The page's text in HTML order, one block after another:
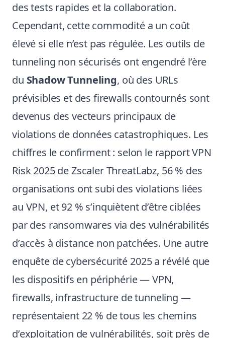
des tests rapides et la collaboration.
Cependant, cette commodité a un coût
élevé si elle n’est pas régulée. Les outils de
tunneling non sécurisés ont engendré l’ère
du Shadow Tunneling, où des URLs
prévisibles et des firewalls contournés sont
devenus des vecteurs principaux de
violations de données catastrophiques. Les
chiffres le confirment : selon le rapport VPN
Risk 2025 de Zscaler ThreatLabz, 56 % des
organisations ont subi des violations liées
au VPN, et 92 % s’inquiètent d’être ciblées
par des ransomwares via des vulnérabilités
d’accès à distance non patchées. Une autre
enquête de cybersécurité 2025 a révélé que
les dispositifs en périphérie — VPN,
firewalls, infrastructure de tunneling —
représentaient 22 % de tous les chemins
d’exploitation de vulnérabilités, soit près de